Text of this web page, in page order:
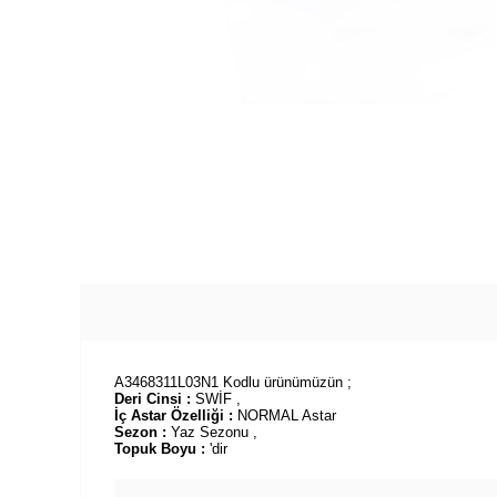
A3468311L03N1 Kodlu ürünümüzün ;
Deri Cinsi : SWİF ,
İç Astar Özelliği : NORMAL Astar
Sezon : Yaz Sezonu ,
Topuk Boyu : 'dir